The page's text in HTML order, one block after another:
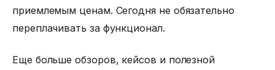
приемлемым ценам. Сегодня не обязательно
переплачивать за функционал.
Еще больше обзоров, кейсов и полезной